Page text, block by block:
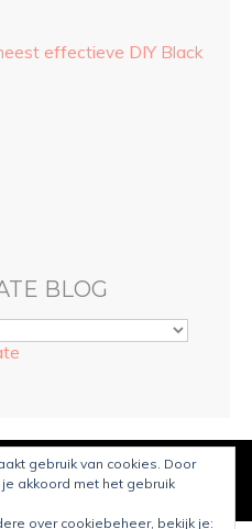
effectieve DIY Black
BLOG
Mogelijk gemaakt door
gebruik van cookies. Door
akkoord met het gebruik
over cookiebeheer, bekijk je: